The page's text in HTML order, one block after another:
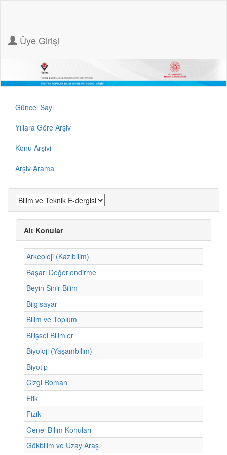
Üye Girişi
Güncel Sayı
Yıllara Göre Arşiv
Konu Arşivi
Arşiv Arama
Alt Konular
Arkeoloji (Kazıbilim)
Başarı Değerlendirme
Beyin Sinir Bilim
Bilgisayar
Bilim ve Toplum
Bilişsel Bilimler
Biyoloji (Yaşambilim)
Biyotıp
Cizgi Roman
Etik
Fizik
Genel Bilim Konuları
Gökbilim ve Uzay Araş.